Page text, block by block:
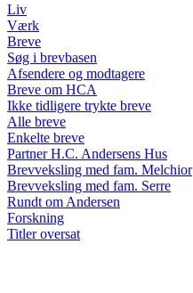
Liv
Værk
Breve
Søg i brevbasen
Afsendere og modtagere
Breve om HCA
Ikke tidligere trykte breve
Alle breve
Enkelte breve
Partner H.C. Andersens Hus
Brevveksling med fam. Melchior
Brevveksling med fam. Serre
Rundt om Andersen
Forskning
Titler oversat